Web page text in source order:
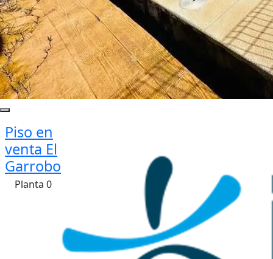
Piso en
venta El
Garrobo
Planta 0